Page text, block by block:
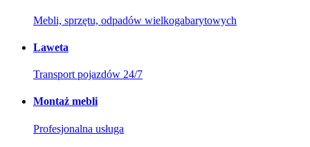
Mebli, sprzętu, odpadów wielkogabarytowych
Laweta
Transport pojazdów 24/7
Montaż mebli
Profesjonalna usługa